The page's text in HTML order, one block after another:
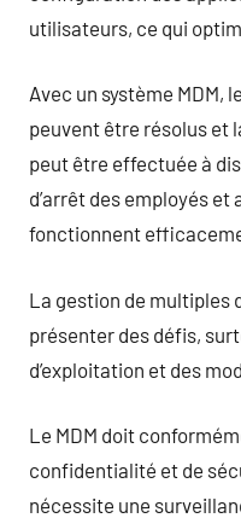
utilisateurs, ce qui
Avec un système MDM,
peuvent être résolus et
peut être effectuée à
d’arrêt des employés
fonctionnent
La gestion de multiples
présenter des défis,
d’exploitation et des
Le MDM doit
confidentialité et de
nécessite une